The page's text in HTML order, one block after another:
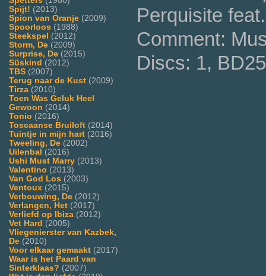
Spijt! (2013)
Spion van Oranje (2009)
Spoorloos (1988)
Steekspel (2012)
Storm, De (2009)
Surprise, De (2015)
Süskind (2012)
TBS (2007)
Terug naar de Kust (2009)
Tirza (2010)
Toen Was Geluk Heel
Gewoon (2014)
Tonio (2016)
Toscaanse Bruiloft (2014)
Tuintje in mijn hart (2016)
Tweeling, De (2002)
Uilenbal (2016)
Ushi Must Marry (2013)
Valentino (2013)
Van God Los (2003)
Ventoux (2015)
Verbouwing, De (2012)
Verlangen, Het (2017)
Verliefd op Ibiza (2012)
Vet Hard (2005)
Vliegenierster van Kazbek,
De (2010)
Voor elkaar gemaakt (2017)
Waar is het Paard van
Sinterklaas? (2007)
Perquisite
Comment:
Discs: 1, BD25